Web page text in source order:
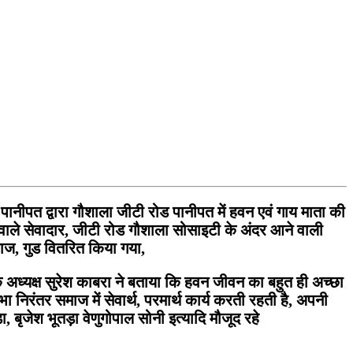
द्वारा गौशाला जीटी रोड पानीपतमेंहवन एवं गाय माता की
सेवादार, जीटी रोड गौशाला सोसाइटी के अंदर आने वाली
गुड वितरित किया गया,
सुरेश काबरा ने बताया कि हवन जीवन का बहुत ही अच्छा
समाज में सेवार्थ, परमार्थ कार्य करती रहती है, अपनी
भूतड़ा वेणुगोपाल सोनी इत्यादि मौजूद रहे